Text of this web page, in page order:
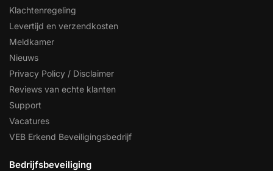
Klachtenregeling
Levertijd en verzendkosten
Meldkamer
Nieuws
Privacy Policy / Disclaimer
Reviews van echte klanten
Support
Vacatures
VEB Erkend Beveiligingsbedrijf
Bedrijfsbeveiliging